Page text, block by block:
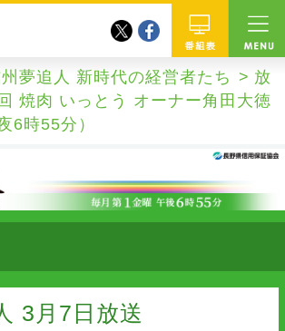
番組
twitterfacebook
夢追人 新時代の経営者たち
放
焼肉 いっとう オーナー角田大徳
6時55分）
3月7日放送